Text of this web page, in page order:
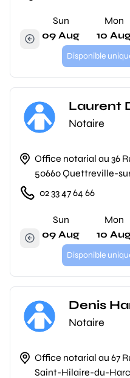
Sun
09 Aug
Mon
10
Disponible
Laurent
Notaire
Office notarial au 36
50660 Quettreville-
02 33 47 64 66
Sun
09 Aug
Mon
10
Disponible
Denis
Notaire
Office notarial au 67
Saint-Hilaire-du-